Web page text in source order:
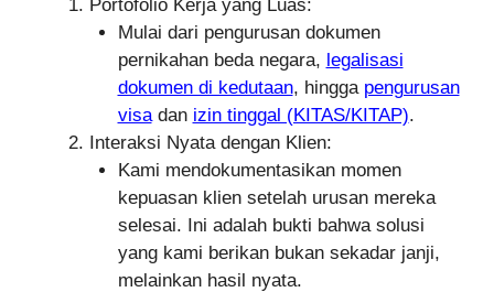
Portofolio Kerja yang Luas:
Mulai dari pengurusan dokumen
pernikahan beda negara, legalisasi
dokumen di kedutaan, hingga pengurusan
visadan izin tinggal (KITAS/KITAP).
Interaksi Nyata dengan Klien:
Kami mendokumentasikan momen
kepuasan klien setelah urusan mereka
selesai. Ini adalah bukti bahwa solusi
yang kami berikan bukan sekadar janji,
melainkan hasil nyata.